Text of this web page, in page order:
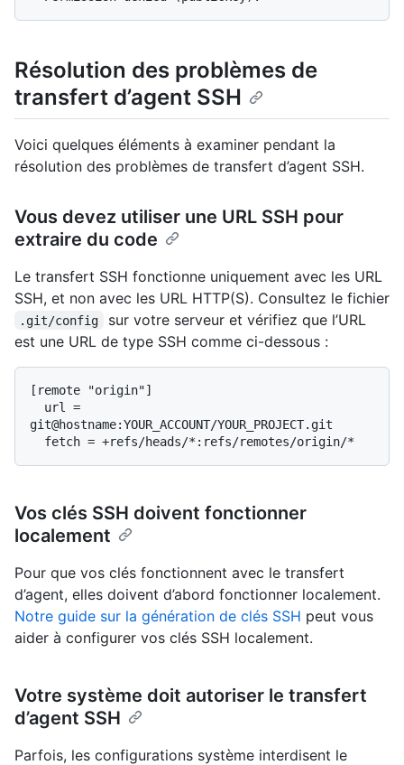
Résolution des problèmes de
transfert d’agent SSH
Voici quelques éléments à examiner pendant la
résolution des problèmes de transfert d’agent SSH.
Vous devez utiliser une URL SSH pour
extraire du code
Le transfert SSH fonctionne uniquement avec les URL
SSH, et non avec les URL HTTP(S). Consultez le fichier
.git/config
sur votre serveur et vérifiez que l’URL
est une URL de type SSH comme ci-dessous :
[remote "origin"]
git@hostname:YOUR_ACCOUNT/YOUR_PROJECT.git
Vos clés SSH doivent fonctionner
localement
Pour que vos clés fonctionnent avec le transfert
d’agent, elles doivent d’abord fonctionner localement.
Notre guide sur la génération de clés SSH peut vous
aider à configurer vos clés SSH localement.
Votre système doit autoriser le transfert
d’agent SSH
Parfois, les configurations système interdisent le